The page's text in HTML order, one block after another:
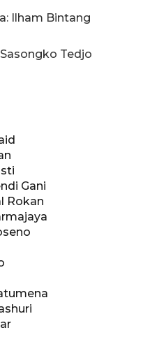
Ilham Bintang
Tedjo
Gani
Rokan